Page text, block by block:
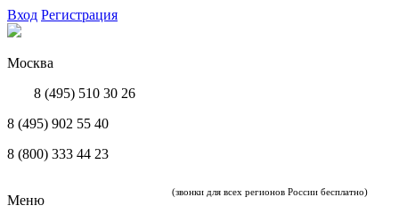
Вход Регистрация
Москва
8 (495) 510 30 26
8 (495) 902 55 40
8 (800) 333 44 23
(звонки для всех регионов России бесплатно)
Меню